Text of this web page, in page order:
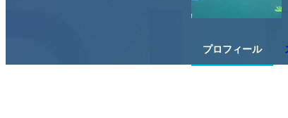
プロフィール